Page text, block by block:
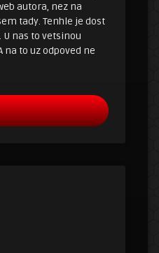
autora, nez na
tady. Tenhle je dost
nas to vetsinou
na to uz odpoved ne